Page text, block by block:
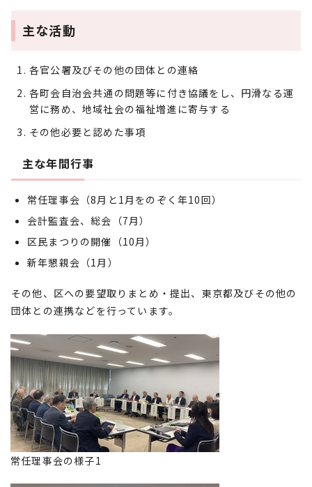
主な活動
各官公署及びその他の団体との連絡
各町会自治会共通の問題等に付き協議をし、円滑なる運
営に務め、地域社会の福祉増進に寄与する
その他必要と認めた事項
主な年間行事
常任理事会（8月と1月をのぞく年10回）
会計監査会、総会（7月）
区民まつりの開催（10月）
新年懇親会（1月）
その他、区への要望取りまとめ・提出、東京都及びその他の
団体との連携などを行っています。
常任理事会の様子1